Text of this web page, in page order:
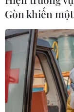
lọc thận...
- Thải trừ chất
thụt, tháo...
Gòn khiến